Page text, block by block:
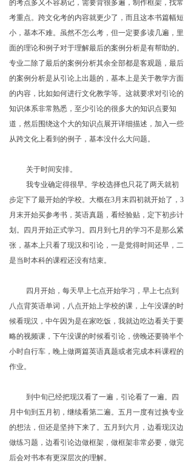
的考点多又不容易记，需要背很多遍，制作框架，找常
考重点。跨文化考的内容就更少了，而且这本书篇幅短
小，基本不难。虽然不怎么考，但一定要多读几遍，里
面的理论和例子对于理解最后的案例分析是有帮助的。
专业二除了最后的案例分析其余全部都是客观题，最后
的案例分析是从引论上出题的，基本上是关于教学方面
的内容，比如如何进行文化教学等。这就要求对引论的
知识体系非常熟悉，至少引论的很多大的知识点要知
道，然后围绕这个大的知识点展开详细描述，加入一些
从跨文化上看到的例子，基本没什么大问题。
关于时间安排。
我专业确定得很早。学校选择也只花了两天就初
步定下了最开始的学校。大概在3月末四初就开始了，3
月末开始买参考书，英语真题，看经验贴，定下初步计
划。四月开始正式学习。四月到七月的学习不是那么紧
张，基本上只看了现汉和引论，一是觉得时间还早，二
是当时本科的课程还没有结束。
四月开始，每天早上七点开始学习，早上七点到
八点背英语单词，八点开始上学校的课，上午没课的时
候看现汉，中午因为是在家吃饭，我就边吃边看关于要
略的视频课，下午没课的时候看引论，傍晚还要骑半个
小时自行车，晚上做两篇英语真题或者完成本科课程的
作业。
到中旬已经把现汉看了一遍，引论看了一遍。四
月中旬到五月初，继续看第二遍。五月一度有过换专业
的想法，但还是坚持下来了。五月到六月，边看现汉边
做练习题，边看引论边做框架，做框架非常必要，做完
后会对书本有更深层次的理解。